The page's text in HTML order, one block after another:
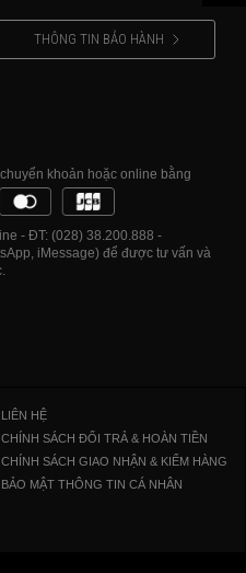
THÔNG TIN BẢO HÀNH
khoản hoặc online bằng
- ĐT: (028) 38.200.888 -
iMessage) để được tư vấn và
LIÊN HỆ
CHÍNH SÁCH ĐỔI TRẢ & HOÀN TIỀN
CHÍNH SÁCH GIAO NHẬN & KIỂM HÀNG
BẢO MẬT THÔNG TIN CÁ NHÂN